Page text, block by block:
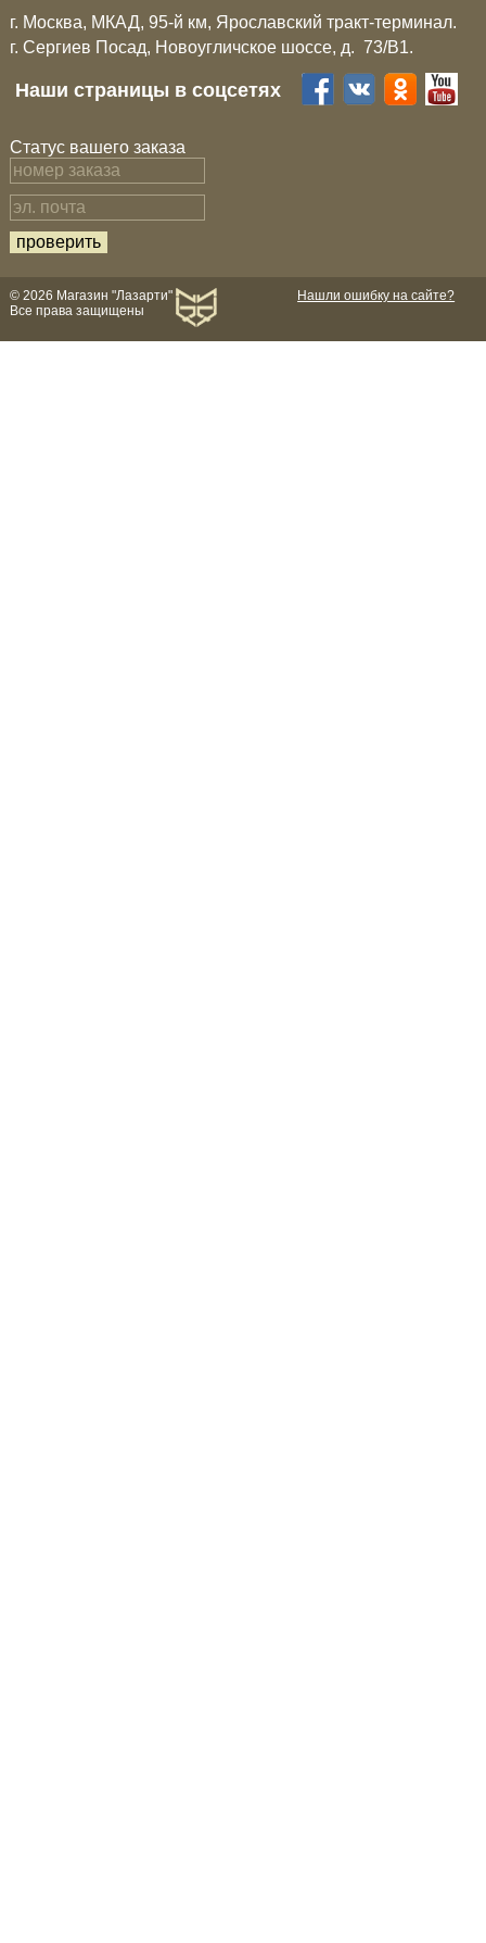
г. Москва, МКАД, 95-й км, Ярославский тракт-терминал.
г. Сергиев Посад, Новоугличское шоссе, д. 73/B1.
Наши страницы в соцсетях
Статус вашего заказа
Нашли ошибку на сайте?
© 2026 Магазин "Лазарти"
Все права защищены